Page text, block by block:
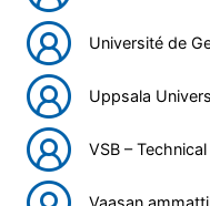
Université de
Uppsala
VSB –
Vaasan